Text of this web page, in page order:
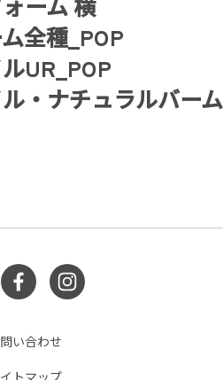
ーム 横
全種_POP
UR_POP
・ナチュラルバーム
い合わせ